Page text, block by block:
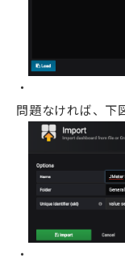
問題なければ、